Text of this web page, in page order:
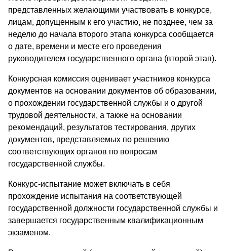
представленных желающими участвовать в конкурсе,
лицам, допущенным к его участию, не позднее, чем за
неделю до начала второго этапа конкурса сообщается
о дате, времени и месте его проведения
руководителем государственного органа (второй этап).
Конкурсная комиссия оценивает участников конкурса
документов на основании документов об образовании,
о прохождении государственной службы и о другой
трудовой деятельности, а также на основании
рекомендаций, результатов тестирования, других
документов, представляемых по решению
соответствующих органов по вопросам
государственной службы.
Конкурс-испытание может включать в себя
прохождение испытания на соответствующей
государственной должности государственной службы и
завершается государственным квалификационным
экзаменом.